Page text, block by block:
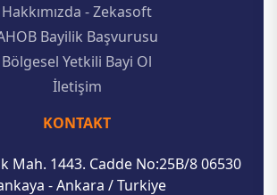
Hakkımızda - Zekasoft
Bayilik Başvurusu
Bölgesel Yetkili Bayi Ol
İletişim
KONTAKT
Mah. 1443. Cadde No:25B/8 06530
- Ankara / Turkiye